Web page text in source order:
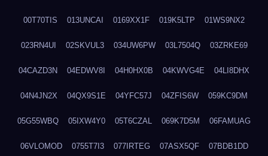
00T70TIS 013UNCAI 0169XX1F 019K5LTP 01WS9NX2
023RN4UI 02SKVUL3 034UW6PW 03L7504Q 03ZRKE69
04CAZD3N 04EDWV8I 04H0HX0B 04KWVG4E 04LI8DHX
04N4JN2X 04QX9S1E 04YFC57J 04ZFIS6W 059KC9DM
05G55WBQ 05IXW4Y0 05T6CZAL 069K7D5M 06FAMUAG
06VLOMOD 0755T7I3 077IRTEG 07ASX5QF 07BDB1DD